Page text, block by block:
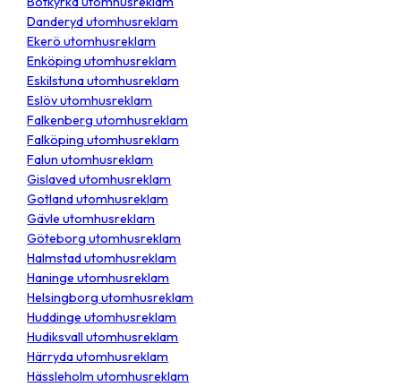
Danderyd utomhusreklam
Ekerö utomhusreklam
Enköping utomhusreklam
Eskilstuna utomhusreklam
Eslöv utomhusreklam
Falkenberg utomhusreklam
Falköping utomhusreklam
Falun utomhusreklam
Gislaved utomhusreklam
Gotland utomhusreklam
Gävle utomhusreklam
Göteborg utomhusreklam
Halmstad utomhusreklam
Haninge utomhusreklam
Helsingborg utomhusreklam
Huddinge utomhusreklam
Hudiksvall utomhusreklam
Härryda utomhusreklam
Hässleholm utomhusreklam